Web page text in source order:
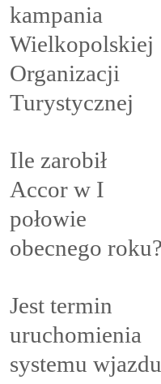
kampania
Wielkopolskiej
Organizacji
Turystycznej
Ile zarobił
Accor w I
połowie
obecnego
Jest termin
uruchomienia
systemu wjazdu